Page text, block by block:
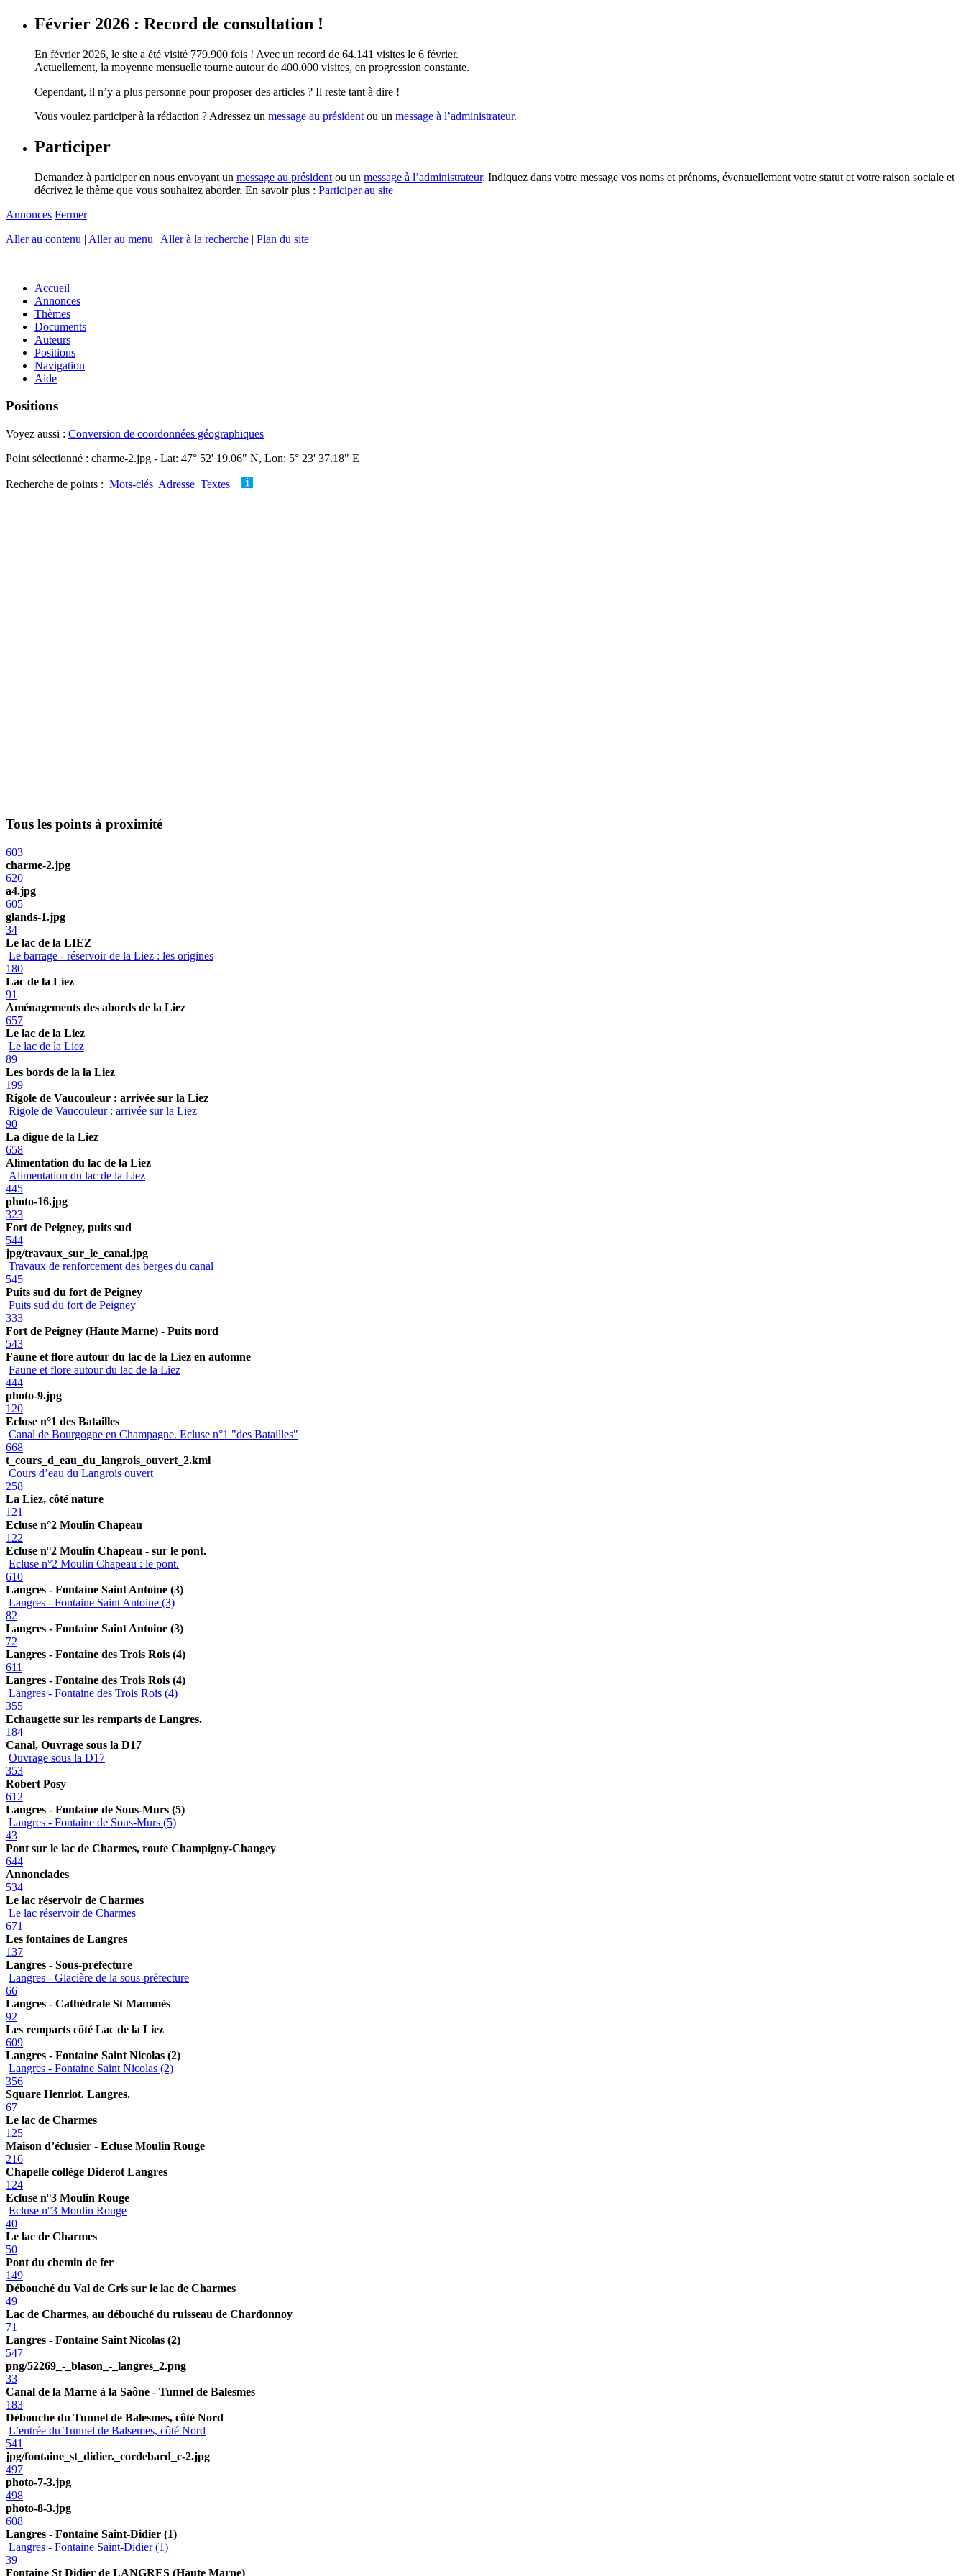
Février 2026 : Record de consultation !
En février 2026, le site a été visité 779.900 fois ! Avec un record de 64.141 visites le 6 février.
Actuellement, la moyenne mensuelle tourne autour de 400.000 visites, en progression constante.
Cependant, il n’y a plus personne pour proposer des articles ? Il reste tant à dire !
Vous voulez participer à la rédaction ? Adressez un message au président ou un message à l’administrateur.
Participer
Demandez à participer en nous envoyant un message au président ou un message à l’administrateur. Indiquez dans votre message vos noms et prénoms, éventuellement votre statut et votre raison sociale et
décrivez le thème que vous souhaitez aborder. En savoir plus : Participer au site
Annonces Fermer
Aller au contenu | Aller au menu | Aller à la recherche | Plan du site
Accueil
Annonces
Thèmes
Documents
Auteurs
Positions
Navigation
Aide
Positions
Voyez aussi : Conversion de coordonnées géographiques
Point sélectionné : charme-2.jpg - Lat: 47° 52' 19.06" N, Lon: 5° 23' 37.18" E
Recherche de points : Mots-clés Adresse Textes
Tous les points à proximité
603
charme-2.jpg
620
a4.jpg
605
glands-1.jpg
34
Le lac de la LIEZ
Le barrage - réservoir de la Liez : les origines
180
Lac de la Liez
91
Aménagements des abords de la Liez
657
Le lac de la Liez
Le lac de la Liez
89
Les bords de la la Liez
199
Rigole de Vaucouleur : arrivée sur la Liez
Rigole de Vaucouleur : arrivée sur la Liez
90
La digue de la Liez
658
Alimentation du lac de la Liez
Alimentation du lac de la Liez
445
photo-16.jpg
323
Fort de Peigney, puits sud
544
jpg/travaux_sur_le_canal.jpg
Travaux de renforcement des berges du canal
545
Puits sud du fort de Peigney
Puits sud du fort de Peigney
333
Fort de Peigney (Haute Marne) - Puits nord
543
Faune et flore autour du lac de la Liez en automne
Faune et flore autour du lac de la Liez
444
photo-9.jpg
120
Ecluse n°1 des Batailles
Canal de Bourgogne en Champagne. Ecluse n°1 "des Batailles"
668
t_cours_d_eau_du_langrois_ouvert_2.kml
Cours d’eau du Langrois ouvert
258
La Liez, côté nature
121
Ecluse n°2 Moulin Chapeau
122
Ecluse n°2 Moulin Chapeau - sur le pont.
Ecluse n°2 Moulin Chapeau : le pont.
610
Langres - Fontaine Saint Antoine (3)
Langres - Fontaine Saint Antoine (3)
82
Langres - Fontaine Saint Antoine (3)
72
Langres - Fontaine des Trois Rois (4)
611
Langres - Fontaine des Trois Rois (4)
Langres - Fontaine des Trois Rois (4)
355
Echaugette sur les remparts de Langres.
184
Canal, Ouvrage sous la D17
Ouvrage sous la D17
353
Robert Posy
612
Langres - Fontaine de Sous-Murs (5)
Langres - Fontaine de Sous-Murs (5)
43
Pont sur le lac de Charmes, route Champigny-Changey
644
Annonciades
534
Le lac réservoir de Charmes
Le lac réservoir de Charmes
671
Les fontaines de Langres
137
Langres - Sous-préfecture
Langres - Glacière de la sous-préfecture
66
Langres - Cathédrale St Mammès
92
Les remparts côté Lac de la Liez
609
Langres - Fontaine Saint Nicolas (2)
Langres - Fontaine Saint Nicolas (2)
356
Square Henriot. Langres.
67
Le lac de Charmes
125
Maison d’éclusier - Ecluse Moulin Rouge
216
Chapelle collège Diderot Langres
124
Ecluse n°3 Moulin Rouge
Ecluse n°3 Moulin Rouge
40
Le lac de Charmes
50
Pont du chemin de fer
149
Débouché du Val de Gris sur le lac de Charmes
49
Lac de Charmes, au débouché du ruisseau de Chardonnoy
71
Langres - Fontaine Saint Nicolas (2)
547
png/52269_-_blason_-_langres_2.png
33
Canal de la Marne à la Saône - Tunnel de Balesmes
183
Débouché du Tunnel de Balesmes, côté Nord
L’entrée du Tunnel de Balsemes, côté Nord
541
jpg/fontaine_st_didier._cordebard_c-2.jpg
497
photo-7-3.jpg
498
photo-8-3.jpg
608
Langres - Fontaine Saint-Didier (1)
Langres - Fontaine Saint-Didier (1)
39
Fontaine St Didier de LANGRES (Haute Marne)